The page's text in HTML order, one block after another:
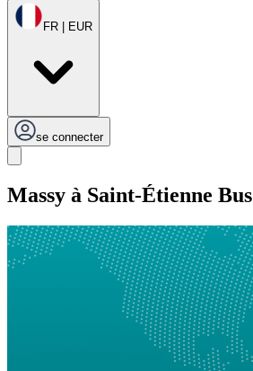
FR | EUR
se connecter
Massy à Saint-Étienne Bus